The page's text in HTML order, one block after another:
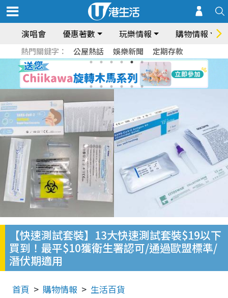
演唱會 優惠著數 玩樂情報 購物情報
熱門關鍵字： 公屋熱話 娛樂新聞 定期存款
【快速測試套裝】13大快速測試套裝$19以下
買到！最平$10獲衛生署認可/通過歐盟標準/
潛伏期適用
首頁 購物情報 生活百貨